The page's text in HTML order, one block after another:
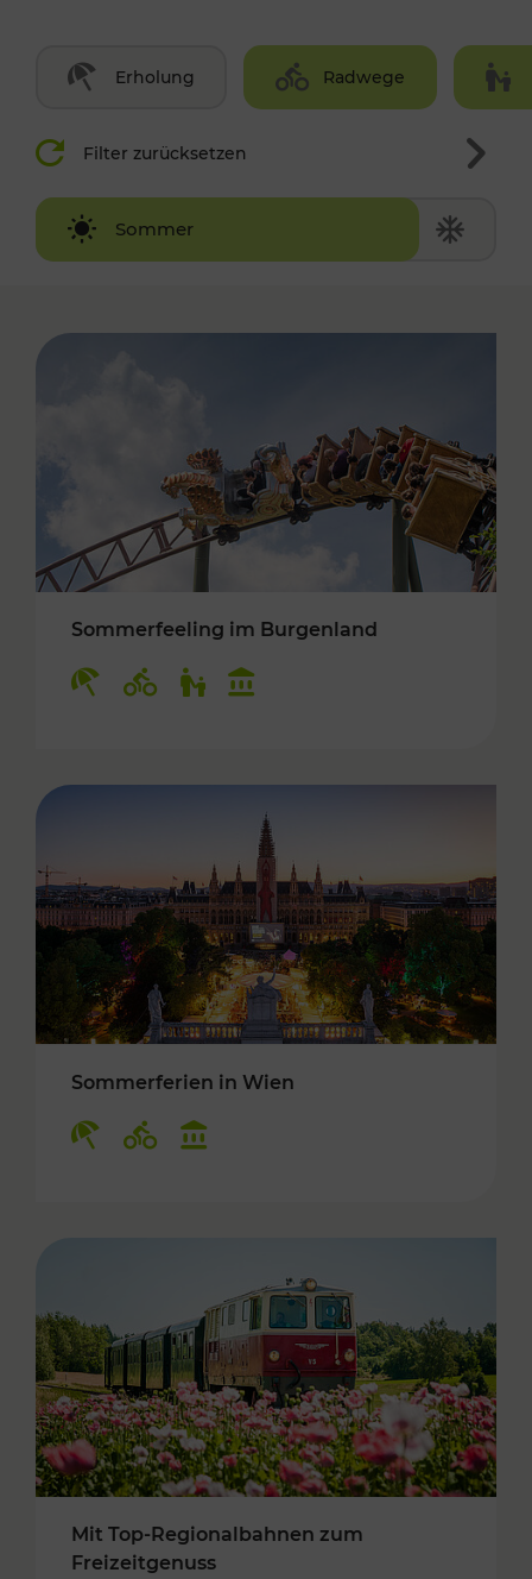
Erholung Radwege
Filter zurücksetzen
Sommer
Winter
Sommerfeeling im Burgenland
Sommerferien in Wien
Mit Top-Regionalbahnen zum
Freizeitgenuss